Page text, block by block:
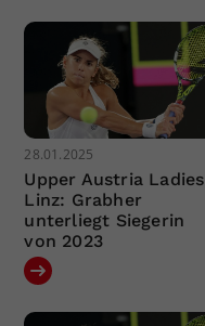
28.01.2025
Upper Austria Ladies
Linz: Grabher
unterliegt Siegerin
von 2023